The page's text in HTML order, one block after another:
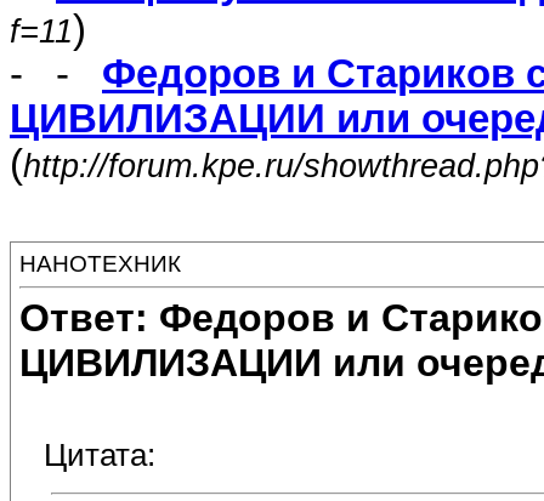
f=11)
- - Федоров и Стариков
ЦИВИЛИЗАЦИИ или
(http://forum.kpe.ru/
НАНОТЕХНИК
Ответ: Федоров и
ЦИВИЛИЗАЦИИ или
Цитата: